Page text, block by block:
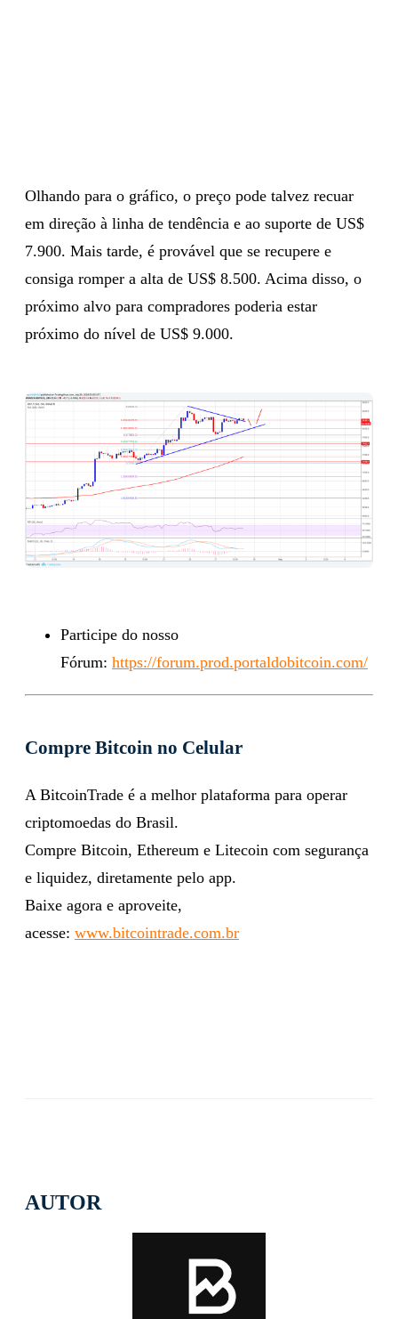
AUTOR
Olhando para o gráfico, o preço pode talvez recuar
em direção à linha de tendência e ao suporte de US$
7.900. Mais tarde, é provável que se recupere e
consiga romper a alta de US$ 8.500. Acima disso, o
próximo alvo para compradores poderia estar
próximo do nível de US$ 9.000.
Participe do nosso
Fórum: https://forum.prod.portaldobitcoin.com/
Compre Bitcoin no Celular
A BitcoinTrade é a melhor plataforma para operar
criptomoedas do Brasil.
Compre Bitcoin, Ethereum e Litecoin com segurança
e liquidez, diretamente pelo app.
Baixe agora e aproveite,
acesse: www.bitcointrade.com.br